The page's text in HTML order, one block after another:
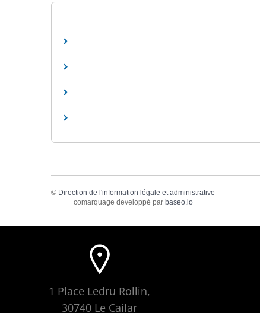
© Direction de l'information légale et administrative
comarquage developpé par baseo.io
1 Place Ledru Rollin,
30740 Le Cailar